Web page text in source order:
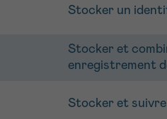
Stocker un
Stocker et
enregistrement
Stocker et